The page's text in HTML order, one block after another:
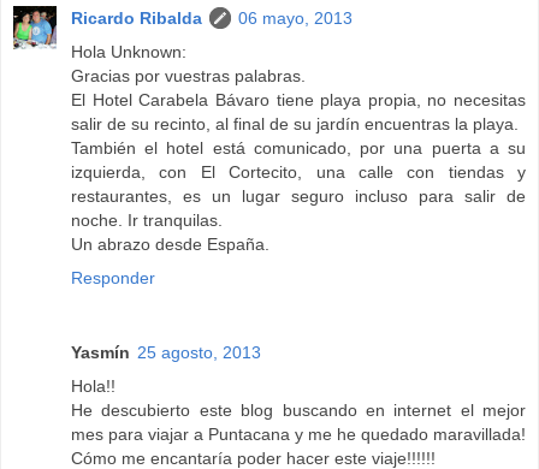
Ricardo Ribalda
06 mayo, 2013
Hola Unknown:
Gracias por vuestras palabras.
El Hotel Carabela Bávaro tiene playa propia, no necesitas
salir de su recinto, al final de su jardín encuentras la playa.
También el hotel está comunicado, por una puerta a su
izquierda, con El Cortecito, una calle con tiendas y
restaurantes, es un lugar seguro incluso para salir de
noche. Ir tranquilas.
Un abrazo desde España.
Responder
Yasmín 25 agosto, 2013
Hola!!
He descubierto este blog buscando en internet el mejor
mes para viajar a Puntacana y me he quedado maravillada!
Cómo me encantaría poder hacer este viaje!!!!!!